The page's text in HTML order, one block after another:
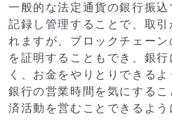
一般的な法定通貨の銀行振
記録し管理することで、取
れますが、ブロックチェー
を証明することもでき、銀
く、お金をやりとりできるよ
銀行の営業時間を気にする
済活動を営むことできるよう